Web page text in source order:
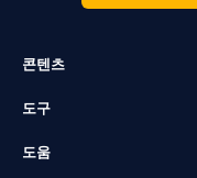
콘텐츠
도구
도움